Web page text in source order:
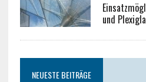
und
NEUESTE BEITRÄGE